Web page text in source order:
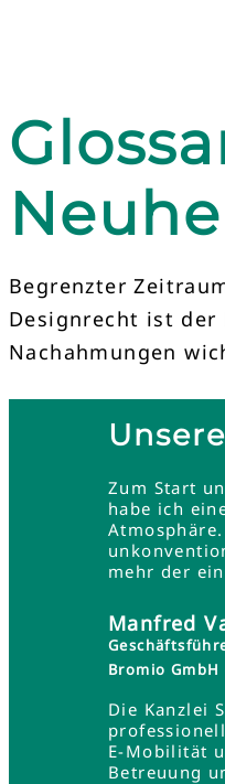
Begrenzter
Designrecht ist der
Nachahmungen
Zum Start
habe ich
mehr der
Manfred
Bromio
Die Kanzlei
E-Mobilität
Betreuung